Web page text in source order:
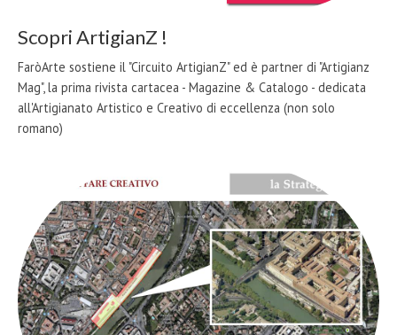
Scopri ArtigianZ !
FaròArte sostiene il "Circuito ArtigianZ" ed è partner di "Artigianz
Mag", la prima rivista cartacea - Magazine & Catalogo - dedicata
all'Artigianato Artistico e Creativo di eccellenza (non solo
romano)